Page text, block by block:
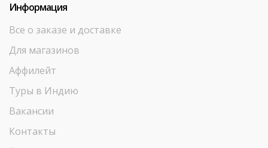
Информация
Все о заказе и доставке
Для магазинов
Аффилейт
Туры в Индию
Вакансии
Контакты